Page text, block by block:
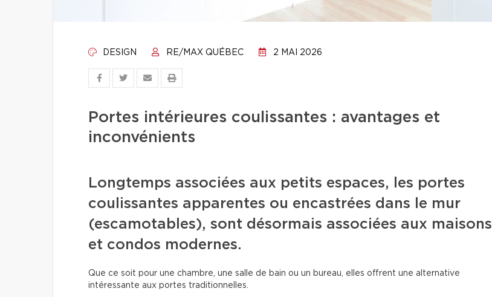
DESIGN RE/MAX QUÉBEC 2 MAI 2026
Portes intérieures coulissantes : avantages et
inconvénients
Longtemps associées aux petits espaces, les portes
coulissantes apparentes ou encastrées dans le mur
(escamotables), sont désormais associées aux maisons
et condos modernes.
Que ce soit pour une chambre, une salle de bain ou un bureau, elles offrent une alternative
intéressante aux portes traditionnelles.